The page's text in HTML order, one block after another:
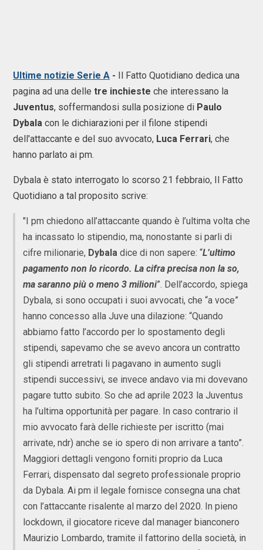
Ultime notizie Serie A - Il Fatto Quotidiano dedica una
pagina ad una delle tre inchieste che interessano la
Juventus, soffermandosi sulla posizione di Paulo
Dybala con le dichiarazioni per il filone stipendi
dell'attaccante e del suo avvocato, Luca Ferrari, che
hanno parlato ai pm.
Dybala è stato interrogato lo scorso 21 febbraio, Il Fatto
Quotidiano a tal proposito scrive:
"I pm chiedono all’attaccante quando è l’ultima volta che
ha incassato lo stipendio, ma, nonostante si parli di
cifre milionarie, Dybala dice di non sapere: “L’ultimo
pagamento non lo ricordo. La cifra precisa non la so,
ma saranno più o meno 3 milioni”. Dell’accordo, spiega
Dybala, si sono occupati i suoi avvocati, che “a voce”
hanno concesso alla Juve una dilazione: “Quando
abbiamo fatto l’accordo per lo spostamento degli
stipendi, sapevamo che se avevo ancora un contratto
gli stipendi arretrati li pagavano in aumento sugli
stipendi successivi, se invece andavo via mi dovevano
pagare tutto subito. So che ad aprile 2023 la Juventus
ha l’ultima opportunità per pagare. In caso contrario il
mio avvocato farà delle richieste per iscritto (mai
arrivate, ndr) anche se io spero di non arrivare a tanto”.
Maggiori dettagli vengono forniti proprio da Luca
Ferrari, dispensato dal segreto professionale proprio
da Dybala. Ai pm il legale fornisce consegna una chat
con l’attaccante risalente al marzo del 2020. In pieno
lockdown, il giocatore riceve dal manager bianconero
Maurizio Lombardo, tramite il fattorino della società, in